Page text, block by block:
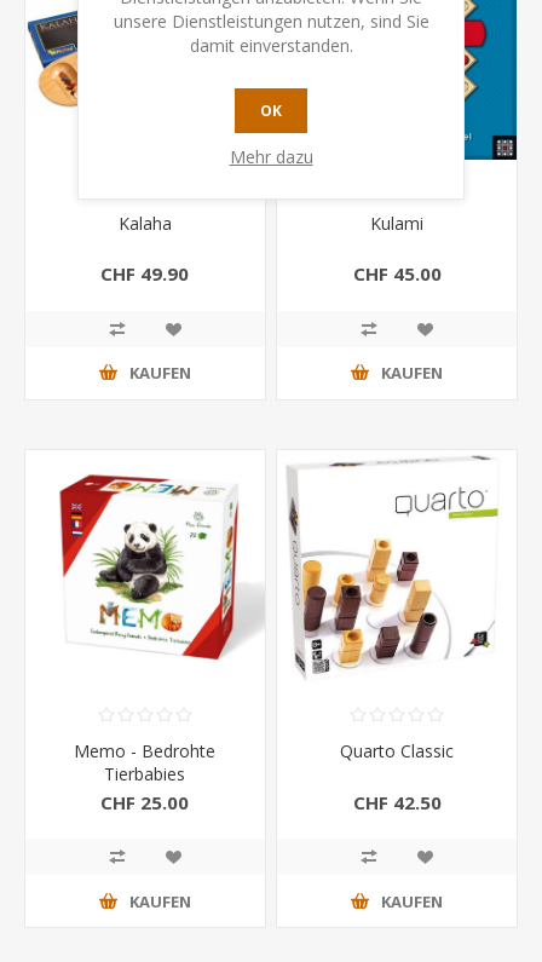
Kalaha
CHF 49.90
KAUFEN
Kulami
CHF 45.00
KAUFEN
Memo - Bedrohte
Tierbabies
CHF 25.00
KAUFEN
Quarto Classic
CHF 42.50
KAUFEN
unsere Dienstleistungen nutzen, sind Sie
damit einverstanden.
OK
Mehr dazu